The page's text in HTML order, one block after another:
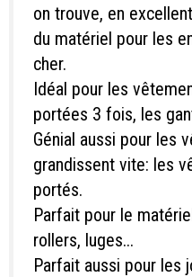
on trouve, en
du matériel pour les
cher.
Idéal pour les
portées 3 fois, les
Génial aussi pour les
grandissent vite: les
portés.
Parfait pour le
rollers, luges...
Parfait aussi pour les